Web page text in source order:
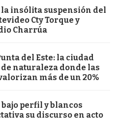
la insólita suspensión del
Cty Torque y
Charrúa
del Este: la ciudad
naturaleza donde las
más de un 20%
perfil y blancos
su discurso en acto